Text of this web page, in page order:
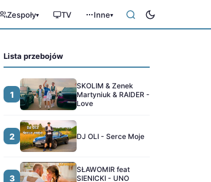
Zespoły▾ TV Inne▾
Lista przebojów
1
SKOLIM & Zenek
Martyniuk & RAIDER -
Love
2 DJ OLI - Serce Moje
3
SŁAWOMIR feat
SIENICKI - UNO